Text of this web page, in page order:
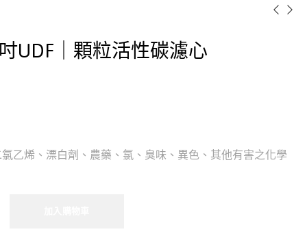
UDF｜顆粒活性碳濾心
乙烯、漂白劑、農藥、氯、臭味、異色、其他有害之化學